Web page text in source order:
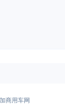
商用车网